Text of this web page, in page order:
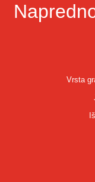
Vrsta